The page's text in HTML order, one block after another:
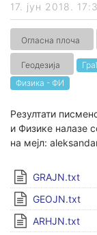
17. јун 2018.
Огласна плоча
Геодезија
Физика - ФИ
Резултати
и Физике налазе
на мејл:
GRAJN.txt
GEOJN.txt
ARHJN.txt